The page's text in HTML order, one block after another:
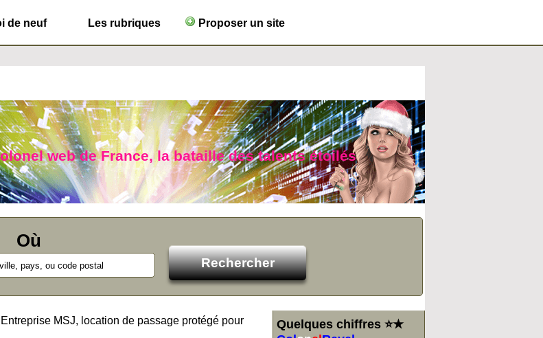
de neuf Les rubriques Proposer un site
web de France, la bataille des talents étoilés
Où
Quelques chiffres ⭐★
Entreprise MSJ, location de passage protégé pour